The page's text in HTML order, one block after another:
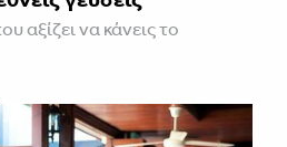
αξίζει να κάνεις το